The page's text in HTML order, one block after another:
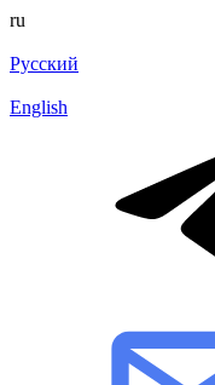
ru
Русский
English